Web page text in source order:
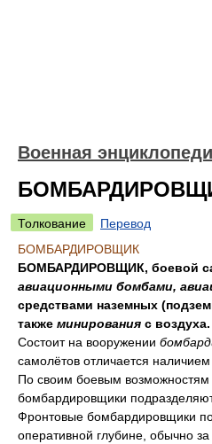
Военная
Толкование
Перевод
БОМБАРДИРОВЩИК
БОМБАРДИРОВЩИК, боевой
авиационными бомбами,
средствами наземных
также минирования с воздуха.
Состоит на вооружении
самолётов отличается
По своим боевым
бомбардировщики
Фронтовые бомбардировщики
оперативной глубине, обычно